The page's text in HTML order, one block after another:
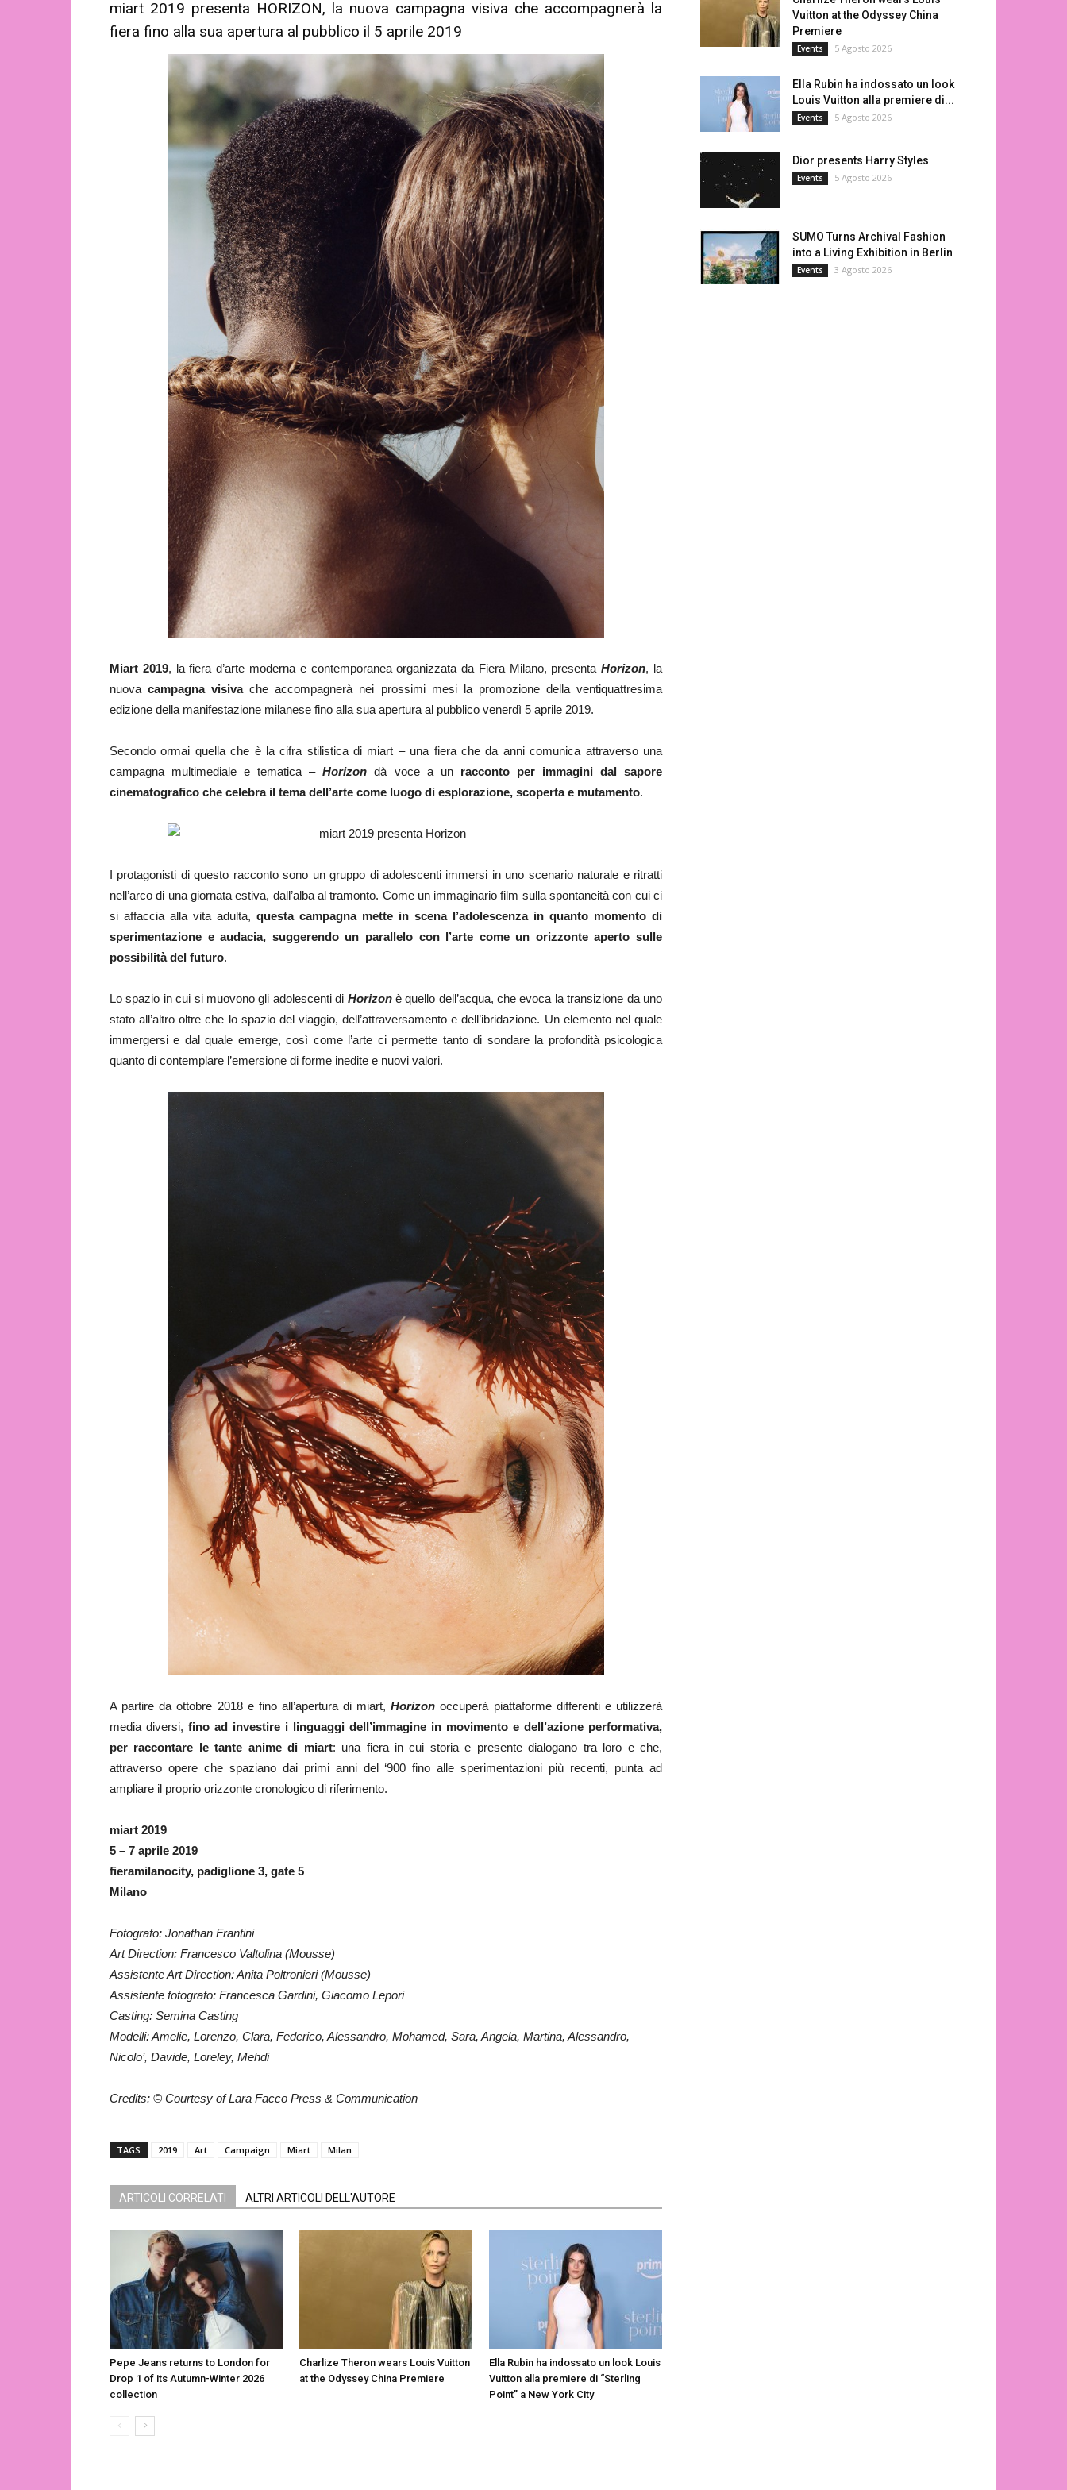
miart 2019 presenta HORIZON, la nuova campagna visiva che accompagnerà la
fiera fino alla sua apertura al pubblico il 5 aprile 2019
Miart 2019, la fiera d’arte moderna e contemporanea organizzata da Fiera Milano, presentaHorizon, la
nuovacampagna visivache accompagnerà nei prossimi mesi la promozione della ventiquattresima
edizione della manifestazione milanese fino alla sua apertura al pubblico venerdì 5 aprile 2019.
Secondo ormai quella che è la cifra stilistica di miart – una fiera che da anni comunica attraverso una
campagna multimediale e tematica –Horizon dà voce a un racconto per immagini dal sapore
cinematografico che celebra il tema dell’arte come luogo di esplorazione, scoperta e mutamento.
I protagonisti di questo racconto sono un gruppo di adolescenti immersi in uno scenario naturale e ritratti
nell’arco di una giornata estiva, dall’alba al tramonto. Come un immaginario film sulla spontaneità con cui ci
si affaccia alla vita adulta, questa campagna mette in scena l’adolescenza in quanto momento di
sperimentazione e audacia, suggerendo un parallelo con l’arte come un orizzonte aperto sulle
possibilità del futuro.
Lo spazio in cui si muovono gli adolescenti di Horizonè quello dell’acqua, che evoca la transizione da uno
stato all’altro oltre che lo spazio del viaggio, dell’attraversamento e dell’ibridazione. Un elemento nel quale
immergersi e dal quale emerge, così come l’arte ci permette tanto di sondare la profondità psicologica
quanto di contemplare l’emersione di forme inedite e nuovi valori.
A partire da ottobre 2018 e fino all’apertura di miart,Horizon occuperà piattaforme differenti e utilizzerà
media diversi, fino ad investire i linguaggi dell’immagine in movimento e dell’azione performativa,
per raccontare le tante anime di miart: una fiera in cui storia e presente dialogano tra loro e che,
attraverso opere che spaziano dai primi anni del ‘900 fino alle sperimentazioni più recenti, punta ad
ampliare il proprio orizzonte cronologico di riferimento.
miart 2019
5 – 7 aprile 2019
fieramilanocity, padiglione 3, gate 5
Milano
Fotografo: Jonathan Frantini
Art Direction: Francesco Valtolina (Mousse)
Assistente Art Direction: Anita Poltronieri (Mousse)
Assistente fotografo: Francesca Gardini, Giacomo Lepori
Casting: Semina Casting
Modelli: Amelie, Lorenzo, Clara, Federico, Alessandro, Mohamed, Sara, Angela, Martina, Alessandro,
Nicolo’, Davide, Loreley, Mehdi
Credits: © Courtesy of Lara Facco Press & Communication
TAGS 2019 Art Campaign Miart Milan
ARTICOLI CORRELATI ALTRI ARTICOLI DELL'AUTORE
Pepe Jeans returns to London for
Drop 1 of its Autumn-Winter 2026
collection
Charlize Theron wears Louis Vuitton
at the Odyssey China Premiere
Ella Rubin ha indossato un look Louis
Vuitton alla premiere di “Sterling
Point” a New York City
Vuitton at the Odyssey China
Premiere
Events 5 Agosto 2026
Ella Rubin ha indossato un look
Louis Vuitton alla premiere di...
Events 5 Agosto 2026
Dior presents Harry Styles
Events 5 Agosto 2026
SUMO Turns Archival Fashion
into a Living Exhibition in Berlin
Events 3 Agosto 2026